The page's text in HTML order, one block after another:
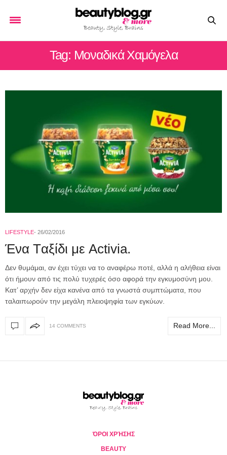
Tag: Μοναδικά Χαμόγελα
LIFESTYLE 26/02/2016
Ένα Tαξίδι με Activia.
Δεν θυμάμαι, αν έχει τύχει να το αναφέρω ποτέ, αλλά η αλήθεια είναι
ότι ήμουν από τις πολύ τυχερές όσο αφορά την εγκυμοσύνη μου.
Κατ’ αρχήν δεν είχα κανένα από τα γνωστά συμπτώματα, που
ταλαιπωρούν την μεγάλη πλειοψηφία των εγκύων.
14 COMMENTS Read More...
ΌΡΟΙ ΧΡΉΣΗΣ
BEAUTY